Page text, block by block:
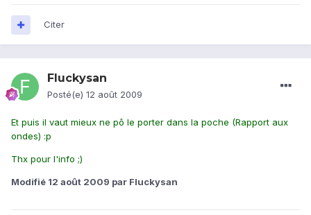
Citer
Fluckysan
Posté(e) 12 août 2009
Et puis il vaut mieux ne pô le porter dans la poche (Rapport aux
ondes) :p
Thx pour l'info ;)
Modifié 12 août 2009 par Fluckysan